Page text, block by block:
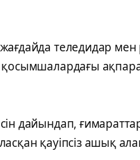
теледидар
қосымшалардағы
дайындап,
қауіпсіз ашық